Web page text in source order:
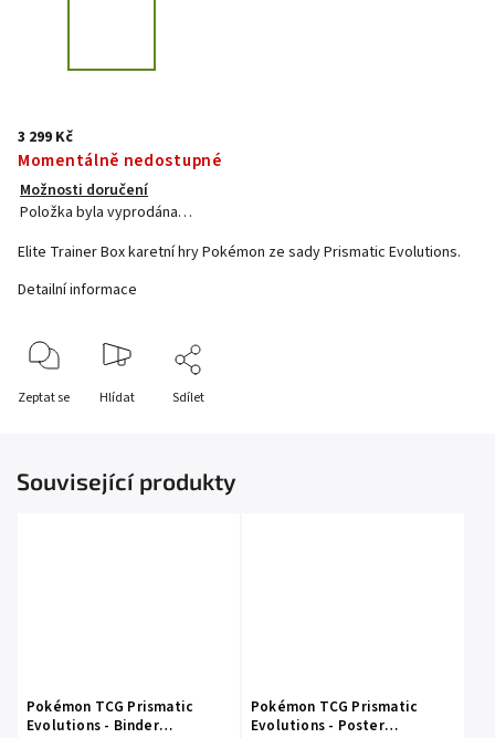
3 299 Kč
Momentálně nedostupné
Možnosti doručení
Položka byla vyprodána…
Elite Trainer Box karetní hry Pokémon ze sady Prismatic Evolutions.
Detailní informace
Zeptat se Hlídat Sdílet
Související produkty
Pokémon TCG Prismatic
Evolutions - Binder
Pokémon TCG Prismatic
Evolutions - Poster